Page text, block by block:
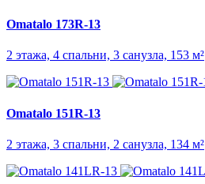
Omatalo 173R-13
2 этажа, 4 спальни, 3 санузла, 153 м²
Omatalo 151R-13
2 этажа, 3 спальни, 2 санузла, 134 м²